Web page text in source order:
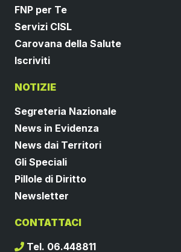
FNP per Te
Servizi CISL
Carovana della Salute
Iscriviti
NOTIZIE
Segreteria Nazionale
News in Evidenza
News dai Territori
Gli Speciali
Pillole di Diritto
Newsletter
CONTATTACI
Tel. 06.448811